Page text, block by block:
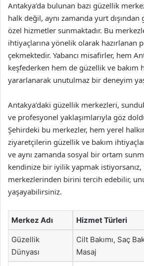
Antakya’da bulunan bazı güzellik
halk değil, aynı zamanda yurt
özel hizmetler sunmaktadır. Bu
ihtiyaçlarına yönelik olarak hazırlanan
çekmektedir. Yabancı misafirler, hem
keşfederken hem de güzellik ve bakım
yararlanarak unutulmaz bir deneyim
Antakya’daki güzellik merkezleri,
ve profesyonel yaklaşımlarıyla göz
Şehirdeki bu merkezler, hem yerel
ziyaretçilerin güzellik ve bakım
ve aynı zamanda sosyal bir ortam
kendinize bir iyilik yapmak
merkezlerinden birini tercih edebilir,
yaşayabilirsiniz.
Merkez Adı Hizmet Türleri
Güzellik
Dünyası
Cilt Bakımı, Saç
Masaj